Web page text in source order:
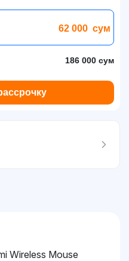
62 000 сум
186 000 сум
Wireless Mouse